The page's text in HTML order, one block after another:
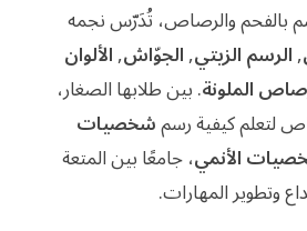
بالفحم والرصاص، تُدَرّس نجمه
,الرسم الزيتي,الجوّاش,الألوان
الملونة. بين طلابها الصغار،
كيفية رسمشخصيات
الأنمي، جامعًا بين المتعة
وتطوير المهارات.